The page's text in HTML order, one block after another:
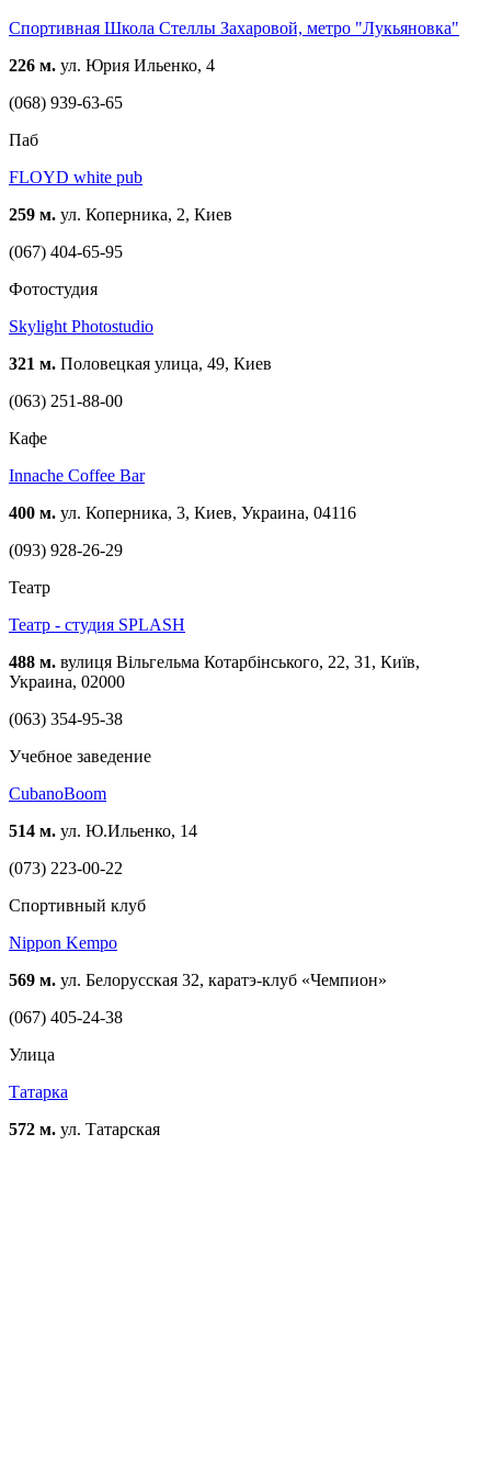
Спортивная Школа Стеллы Захаровой, метро "Лукьяновка"
226 м. ул. Юрия Ильенко, 4
(068) 939-63-65
Паб
FLOYD white pub
259 м. ул. Коперника, 2, Киев
(067) 404-65-95
Фотостудия
Skylight Photostudio
321 м. Половецкая улица, 49, Киев
(063) 251-88-00
Кафе
Innache Coffee Bar
400 м. ул. Коперника, 3, Киев, Украина, 04116
(093) 928-26-29
Театр
Театр - студия SPLASH
488 м. вулиця Вільгельма Котарбінського, 22, 31, Київ,
Украина, 02000
(063) 354-95-38
Учебное заведение
CubanoBoom
514 м. ул. Ю.Ильенко, 14
(073) 223-00-22
Спортивный клуб
Nippon Kempo
569 м. ул. Белорусская 32, каратэ-клуб «Чемпион»
(067) 405-24-38
Улица
Татарка
572 м. ул. Татарская